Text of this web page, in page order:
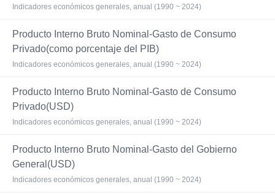
Indicadores económicos generales, anual (1990 ~ 2024)
Producto Interno Bruto Nominal-Gasto de Consumo
Privado(como porcentaje del PIB)
Indicadores económicos generales, anual (1990 ~ 2024)
Producto Interno Bruto Nominal-Gasto de Consumo
Privado(USD)
Indicadores económicos generales, anual (1990 ~ 2024)
Producto Interno Bruto Nominal-Gasto del Gobierno
General(USD)
Indicadores económicos generales, anual (1990 ~ 2024)